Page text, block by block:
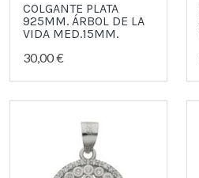
COLGANTE PLATA
925MM. ÁRBOL DE LA
VIDA MED.15MM.
30,00 €